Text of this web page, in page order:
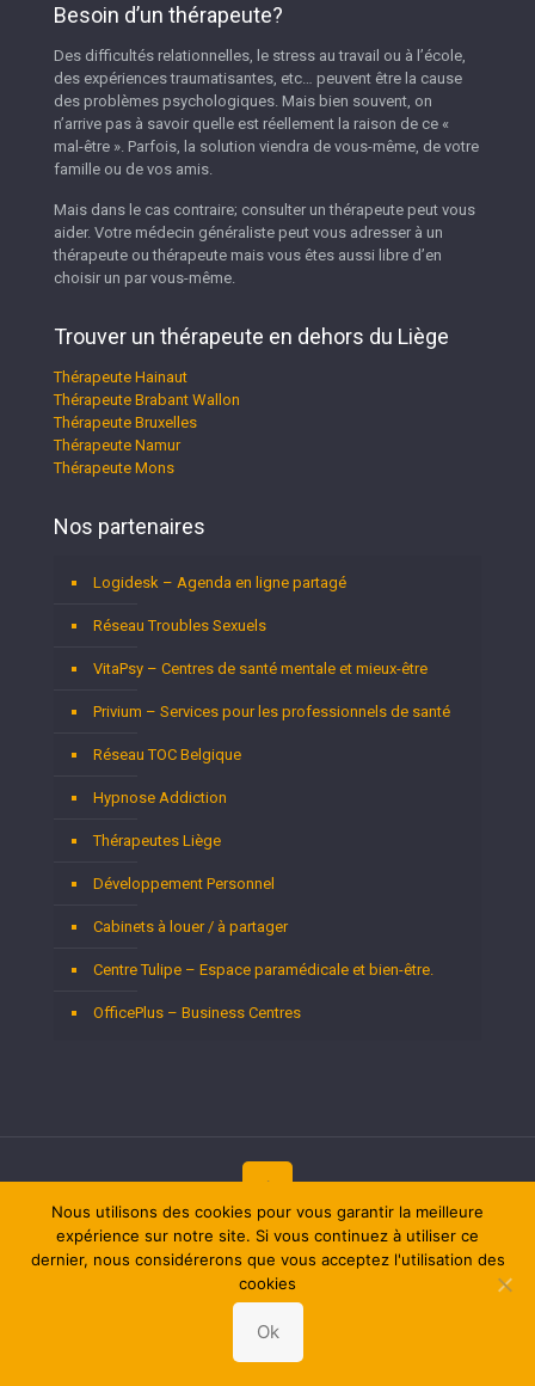
Besoin d’un thérapeute?
Des difficultés relationnelles, le stress au travail ou à l’école,
des expériences traumatisantes, etc… peuvent être la cause
des problèmes psychologiques. Mais bien souvent, on
n’arrive pas à savoir quelle est réellement la raison de ce «
mal-être ». Parfois, la solution viendra de vous-même, de votre
famille ou de vos amis.
Mais dans le cas contraire; consulter un thérapeute peut vous
aider. Votre médecin généraliste peut vous adresser à un
thérapeute ou thérapeute mais vous êtes aussi libre d’en
choisir un par vous-même.
Trouver un thérapeute en dehors du Liège
Thérapeute Hainaut
Thérapeute Brabant Wallon
Thérapeute Bruxelles
Thérapeute Namur
Thérapeute Mons
Nos partenaires
Logidesk – Agenda en ligne partagé
Réseau Troubles Sexuels
VitaPsy – Centres de santé mentale et mieux-être
Privium – Services pour les professionnels de santé
Réseau TOC Belgique
Hypnose Addiction
Thérapeutes Liège
Développement Personnel
Cabinets à louer / à partager
Centre Tulipe – Espace paramédicale et bien-être.
OfficePlus – Business Centres
Copyright © 2026Thérapeutes Liège.Tous droits réservés.
Privium – Des services qui soutiennent vos soins. Pour
psychologues, psychotherapeutes et hypnotherapeutes.
RGPD - Politique de Protection de la Vie Privée
Nous utilisons des cookies pour vous garantir la meilleure
expérience sur notre site. Si vous continuez à utiliser ce
dernier, nous considérerons que vous acceptez l'utilisation des
cookies
Ok